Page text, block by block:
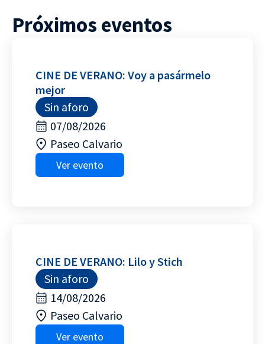
Próximos eventos
CINE DE VERANO: Voy a pasármelo
mejor
Sin aforo
07/08/2026
Paseo Calvario
Ver evento
CINE DE VERANO: Lilo y Stich
Sin aforo
14/08/2026
Paseo Calvario
Ver evento